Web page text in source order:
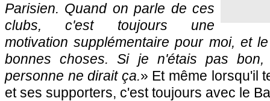
Parisien. Quand on parle de ces
clubs, c'est toujours une
motivation supplémentaire pour moi, et
bonnes choses. Si je n'étais pas
personne ne dirait ça.» Et même lorsqu'il
et ses supporters, c'est toujours avec le